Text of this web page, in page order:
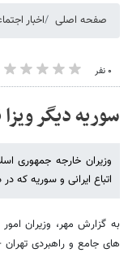
صفحه اصلی اخبار
۰ نفر
سوریه دیگر
وزیران خارجه جمهوری
اتباع ایرانی و سوریه که
به گزارش مهر، وزیران
های جامع و راهبردی